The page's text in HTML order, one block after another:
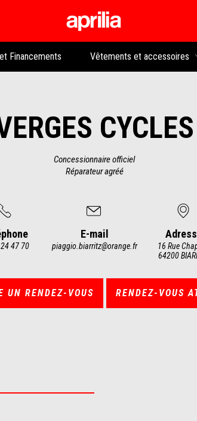
Financements Vêtements et accessoires
CYCLES
Concessionnaire officiel
Réparateur agréé
47 70
E-mail
piaggio.biarritz@orange.fr
16 Rue
64200
UN RENDEZ-VOUS RENDEZ-VOUS